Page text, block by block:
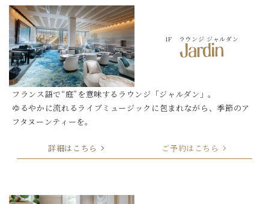
1F ラウンジ ジャルダン
フランス語で“庭”を意味するラウンジ「ジャルダン」。
ゆるやかに流れるライブミュージックに包まれながら、季節のア
フタヌーンティーを。
詳細はこちら ご予約はこちら